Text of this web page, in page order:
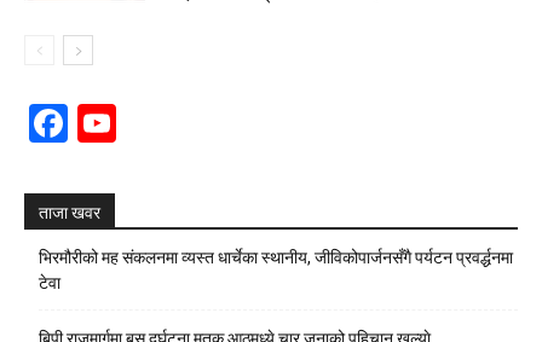
Facebook
ताजा खवर
भिरमौरीको मह संकलनमा व्यस्त धार्चेका स्थानीय, जीविकोपार्जनसँगै पर्यटन प्रवर्द्धनमा
टेवा